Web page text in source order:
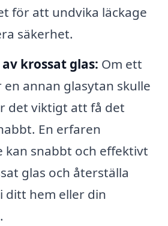
för att undvika läckage
säkerhet.
krossat glas: Om ett
annan glasytan skulle
det viktigt att få det
En erfaren
kan snabbt och effektivt
glas och återställa
ditt hem eller din